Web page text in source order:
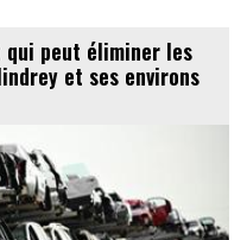
peut éliminer les
et ses environs